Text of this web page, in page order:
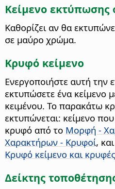
Κείμενο εκτύπωσης
Καθορίζει αν θα
σε μαύρο χρώμα.
Κρυφό κείμενο
Ενεργοποιήστε αυτή την
εκτυπώσετε ένα κείμενο
κειμένου. Το παρακάτω
εκτυπώνεται: κείμενο
κρυφό από το Μορφή -
Χαρακτήρων - Κρυφοί,
Κρυφό κείμενο και
Δείκτης